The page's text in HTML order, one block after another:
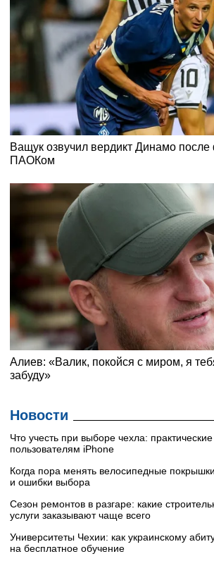
Новости
Что учесть при выборе чехла:
пользователям iPhone
Когда пора менять велосипедные
и ошибки выбора
Сезон ремонтов в разгаре: какие
услуги заказывают чаще всего
Университеты Чехии: как украинскому
на бесплатное обучение